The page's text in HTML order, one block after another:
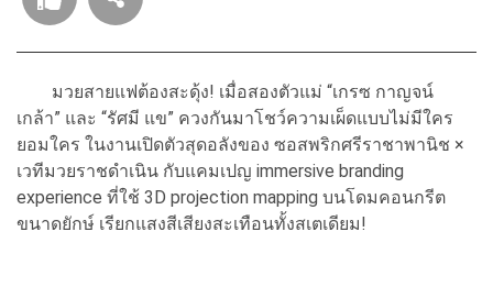
มวยสายแฟต้องสะดุ้ง! เมื่อสองตัวแม่ “เกรซ กาญจน์
เกล้า” และ “รัศมี แข” ควงกันมาโชว์ความเผ็ดแบบไม่มีใคร
ยอมใคร ในงานเปิดตัวสุดอลังของ ซอสพริกศรีราชาพานิช ×
เวทีมวยราชดำเนิน กับแคมเปญ immersive branding
experience ที่ใช้ 3D projection mapping บนโดมคอนกรีต
ขนาดยักษ์ เรียกแสงสีเสียงสะเทือนทั้งสเตเดียม!